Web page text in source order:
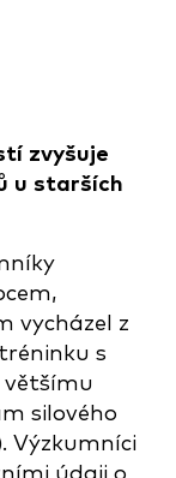
zvyšuje
u starších
vycházel z
s
většímu
silového
Výzkumníci